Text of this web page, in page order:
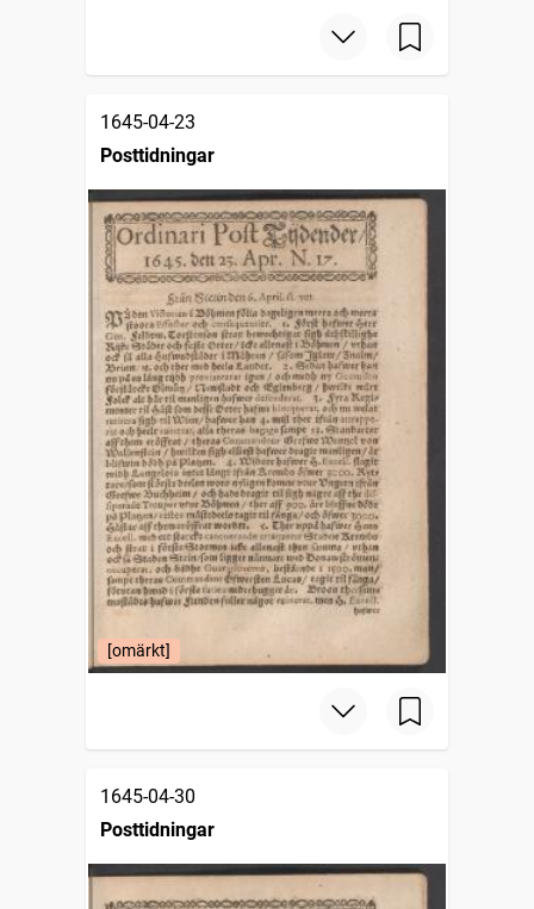
1645-04-23
Posttidningar
[omärkt]
1645-04-30
Posttidningar